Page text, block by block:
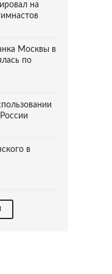
на
Москвы в
по
в